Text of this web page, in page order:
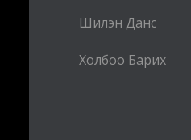
Шилэн Данс
Холбоо Барих